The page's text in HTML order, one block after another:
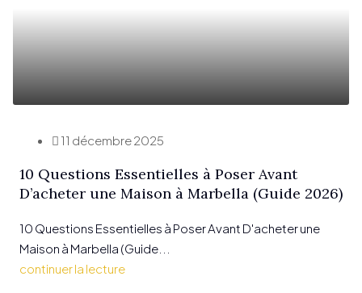
11 décembre 2025
10 Questions Essentielles à Poser Avant
D’acheter une Maison à Marbella (Guide 2026)
10 Questions Essentielles à Poser Avant D'acheter une
Maison à Marbella (Guide...
continuer la lecture